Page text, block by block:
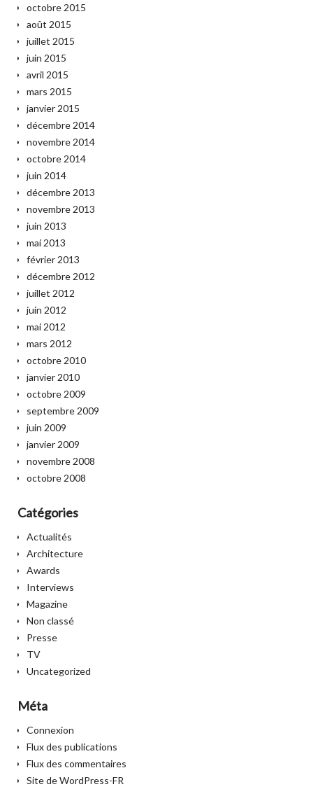
octobre 2015
août 2015
juillet 2015
juin 2015
avril 2015
mars 2015
janvier 2015
décembre 2014
novembre 2014
octobre 2014
juin 2014
décembre 2013
novembre 2013
juin 2013
mai 2013
février 2013
décembre 2012
juillet 2012
juin 2012
mai 2012
mars 2012
octobre 2010
janvier 2010
octobre 2009
septembre 2009
juin 2009
janvier 2009
novembre 2008
octobre 2008
Catégories
Actualités
Architecture
Awards
Interviews
Magazine
Non classé
Presse
TV
Uncategorized
Méta
Connexion
Flux des publications
Flux des commentaires
Site de WordPress-FR